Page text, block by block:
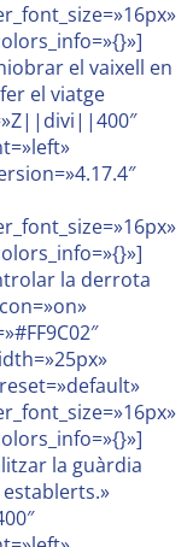
el vaixell en
el viatge
la derrota
la guàrdia